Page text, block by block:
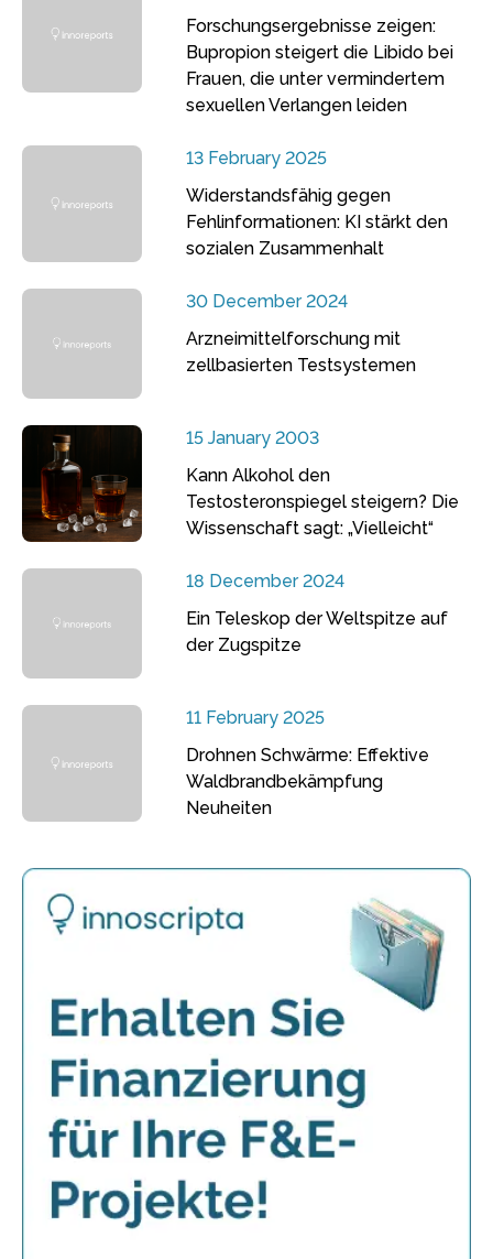
Forschungsergebnisse zeigen:
Bupropion steigert die Libido bei
Frauen, die unter vermindertem
sexuellen Verlangen leiden
13 February 2025
Widerstandsfähig gegen
Fehlinformationen: KI stärkt den
sozialen Zusammenhalt
30 December 2024
Arzneimittelforschung mit
zellbasierten Testsystemen
15 January 2003
Kann Alkohol den
Testosteronspiegel steigern? Die
Wissenschaft sagt: „Vielleicht“
18 December 2024
Ein Teleskop der Weltspitze auf
der Zugspitze
11 February 2025
Drohnen Schwärme: Effektive
Waldbrandbekämpfung
Neuheiten